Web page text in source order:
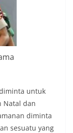
untuk
Natal dan
diminta
sesuatu yang